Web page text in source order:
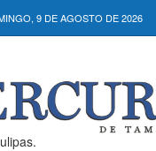
9 DE AGOSTO DE 2026